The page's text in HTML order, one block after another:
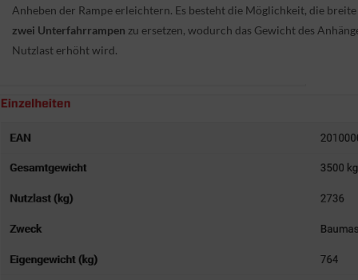
Anheben der Rampe erleichtern. Es besteht die Möglichkeit, die
zwei Unterfahrrampen zu ersetzen, wodurch das Gewicht des
Nutzlast erhöht wird.